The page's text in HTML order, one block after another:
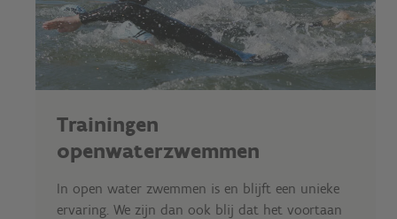
Trainingen
openwaterzwemmen
In open water zwemmen is en blijft een unieke
ervaring. We zijn dan ook blij dat het voortaan